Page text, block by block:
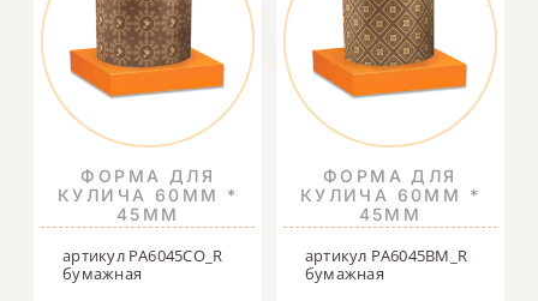
ФОРМА ДЛЯ
КУЛИЧА 60ММ *
45ММ
артикул PA6045CO_R
бумажная
ФОРМА ДЛЯ
КУЛИЧА 60ММ *
45ММ
артикул PA6045BM_R
бумажная